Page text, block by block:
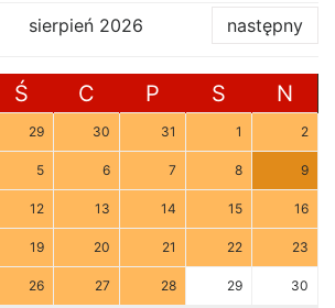
sierpień 2026 następny
Ś C P S N
29 30 31 1 2
5 6 7 8 9
12 13 14 15 16
19 20 21 22 23
26 27 28 29 30